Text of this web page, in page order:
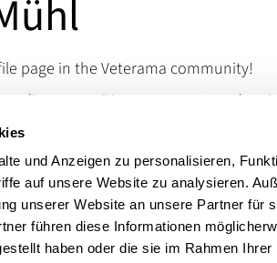
und Anzeigen zu personalisieren,
auf unsere Website zu analysieren.
unserer Website an unsere Partner für
führen diese Informationen
haben oder die sie im Rahmen
page in the Veterama community!
- discover rarities, spare parts and
heart beat faster. Visit us at
you can reach us via our contact